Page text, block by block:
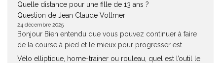
Quelle distance pour une fille de 13 ans ?
Question de Jean Claude Vollmer
24 décembre 2025
Bonjour Bien entendu que vous pouvez continuer à faire
de la course à pied et le mieux pour progresser est...
Vélo elliptique, home-trainer ou rouleau, quel est l’outil le